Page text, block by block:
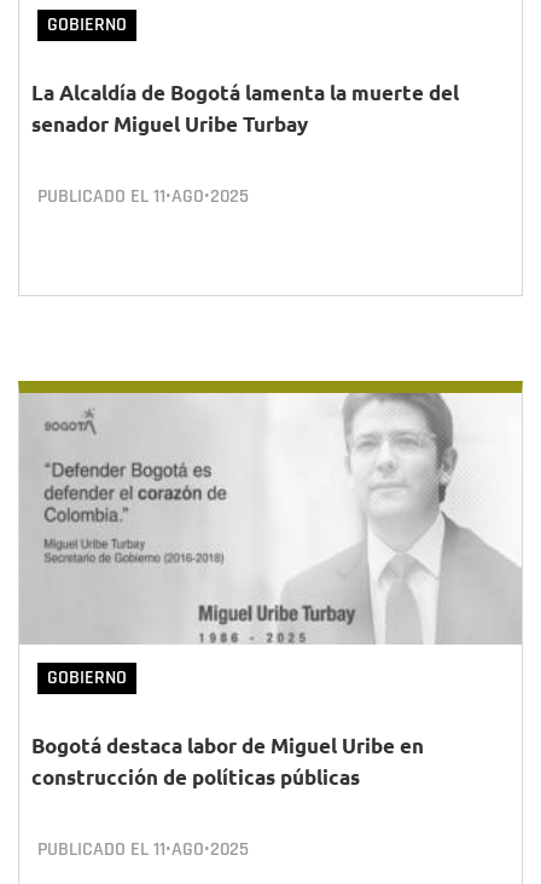
GOBIERNO
La Alcaldía de Bogotá lamenta la muerte del
senador Miguel Uribe Turbay
PUBLICADO EL11•AGO•2025
GOBIERNO
Bogotá destaca labor de Miguel Uribe en
construcción de políticas públicas
PUBLICADO EL11•AGO•2025